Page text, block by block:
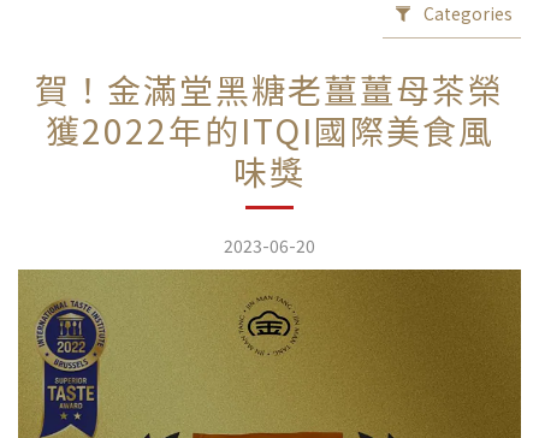
Categories
賀！金滿堂黑糖老薑薑母茶榮
獲2022年的ITQI國際美食風
味獎
2023-06-20